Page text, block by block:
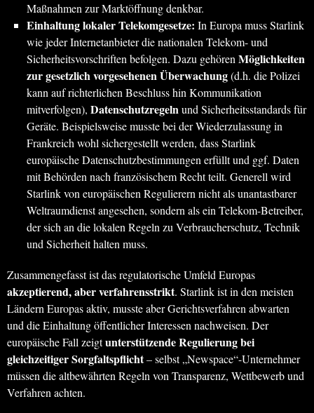
Maßnahmen zur Marktöffnung denkbar.
Einhaltung lokaler Telekomgesetze: In Europa muss Starlink
wie jeder Internetanbieter die nationalen Telekom- und
Sicherheitsvorschriften befolgen. Dazu gehörenMöglichkeiten
zur gesetzlich vorgesehenen Überwachung(d.h. die Polizei
kann auf richterlichen Beschluss hin Kommunikation
mitverfolgen), Datenschutzregelnund Sicherheitsstandards für
Geräte. Beispielsweise musste bei der Wiederzulassung in
Frankreich wohl sichergestellt werden, dass Starlink
europäische Datenschutzbestimmungen erfüllt und ggf. Daten
mit Behörden nach französischem Recht teilt. Generell wird
Starlink von europäischen Regulierern nicht als unantastbarer
Weltraumdienst angesehen, sondern als ein Telekom-Betreiber,
der sich an die lokalen Regeln zu Verbraucherschutz, Technik
und Sicherheit halten muss.
Zusammengefasst ist das regulatorische Umfeld Europas
akzeptierend, aber verfahrensstrikt. Starlink ist in den meisten
Ländern Europas aktiv, musste aber Gerichtsverfahren abwarten
und die Einhaltung öffentlicher Interessen nachweisen. Der
europäische Fall zeigtunterstützende Regulierung bei
gleichzeitiger Sorgfaltspflicht– selbst „Newspace“-Unternehmer
müssen die altbewährten Regeln von Transparenz, Wettbewerb und
Verfahren achten.